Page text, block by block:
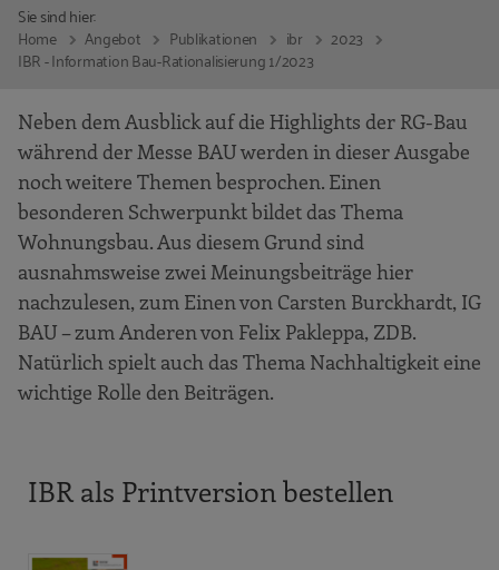
Sie sind hier:
Home
Angebot Publikationen ibr
2023
IBR - Information Bau-Rationalisierung 1/2023
Neben dem Ausblick auf die Highlights der RG-Bau
während der Messe BAU werden in dieser Ausgabe
noch weitere Themen besprochen. Einen
besonderen Schwerpunkt bildet das Thema
Wohnungsbau. Aus diesem Grund sind
ausnahmsweise zwei Meinungsbeiträge hier
nachzulesen, zum Einen von Carsten Burckhardt, IG
BAU – zum Anderen von Felix Pakleppa, ZDB.
Natürlich spielt auch das Thema Nachhaltigkeit eine
wichtige Rolle den Beiträgen.
IBR als Printversion bestellen